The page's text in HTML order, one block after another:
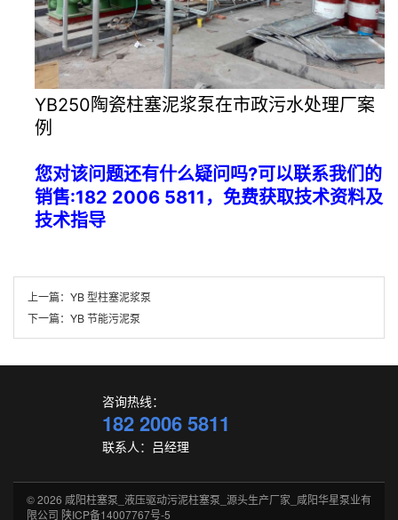
YB250陶瓷柱塞泥浆泵在市政污水处理厂案
例
您对该问题还有什么疑问吗?可以联系我们的
销售:182 2006 5811，免费获取技术资料及
技术指导
上一篇： YB 型柱塞泥浆泵
下一篇： YB 节能污泥泵
咨询热线：
182 2006 5811
联系人：吕经理
© 2026 咸阳柱塞泵_液压驱动污泥柱塞泵_源头生产厂家_咸阳华星泵业有
限公司 陕ICP备14007767号-5